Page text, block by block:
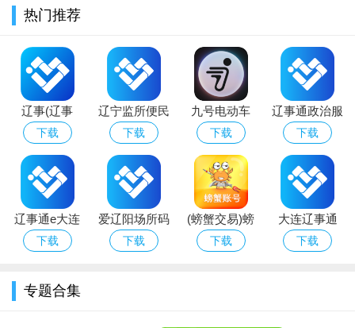
构、高速公路实时路况、出行提示、自来水公司讯息和停水通知
的查询；
7.身份证补换领查询：
可实现各地市的身份证换领、补领、临时身份证申领所需资
料和办事部门地址查询，个人用户通过客户端登录/注册，选择不
8.经营许可证办理：
可实现全省12个厅局95项经营许可证的网上办理。申请人可
以通过客户端提交和补正相关申请信息和材料，受理通过后直接
进入办理程序，可在网上查询办理状态，咨询问题，做出审批决
定后，申请人需到场核验原材料、缴费后领取证书结果。整个办
事过程到办事大厅不超过1次；
热门推荐
辽事(辽事
通)app安卓手
机版
下载
辽宁监所便民
服务平台下载
官方2026安卓
版
下载
九号电动车
app(九号出
行)下载官方
最新版
下载
辽事通政治服
务平台
下载
辽事通e大连
app下载2026
下载
爱辽阳场所码
app下载2026
下载
(螃蟹交易)螃
蟹账号代售
下载
大连辽事通
app下载最新
下载
专题合集